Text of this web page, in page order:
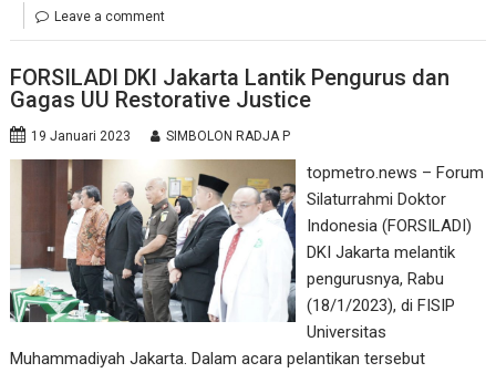
Leave a comment
FORSILADI DKI Jakarta Lantik Pengurus dan
Gagas UU Restorative Justice
19 Januari 2023 SIMBOLON RADJA P
topmetro.news – Forum
Silaturrahmi Doktor
Indonesia (FORSILADI)
DKI Jakarta melantik
pengurusnya, Rabu
(18/1/2023), di FISIP
Universitas
Muhammadiyah Jakarta. Dalam acara pelantikan tersebut